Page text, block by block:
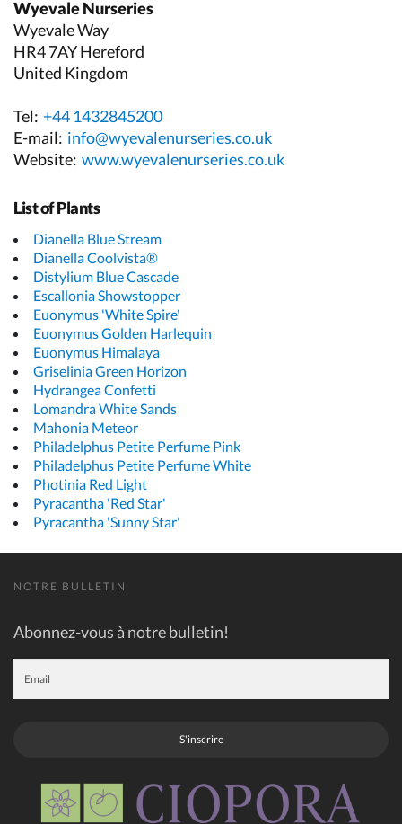
Wyevale Nurseries
Wyevale Way
HR4 7AY Hereford
United Kingdom
Tel: +44 1432845200
E-mail: info@wyevalenurseries.co.uk
Website: www.wyevalenurseries.co.uk
List of Plants
Dianella Blue Stream
Dianella Coolvista®
Distylium Blue Cascade
Escallonia Showstopper
Euonymus 'White Spire'
Euonymus Golden Harlequin
Euonymus Himalaya
Griselinia Green Horizon
Hydrangea Confetti
Lomandra White Sands
Mahonia Meteor
Philadelphus Petite Perfume Pink
Philadelphus Petite Perfume White
Photinia Red Light
Pyracantha 'Red Star'
Pyracantha 'Sunny Star'
NOTRE BULLETIN
Abonnez-vous à notre bulletin!
S'inscrire